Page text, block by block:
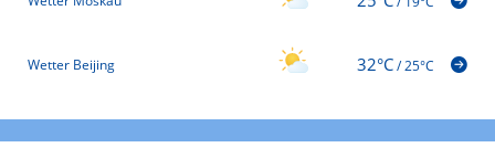
Wetter Beijing 32°C/25°C